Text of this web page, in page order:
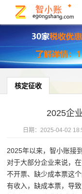
核定征收
2025企
日期： 2025-04-02
2025年以来，智小账接
对于大部分企业来说，
不开票、缺少成本票这
有收入，缺成本票，导